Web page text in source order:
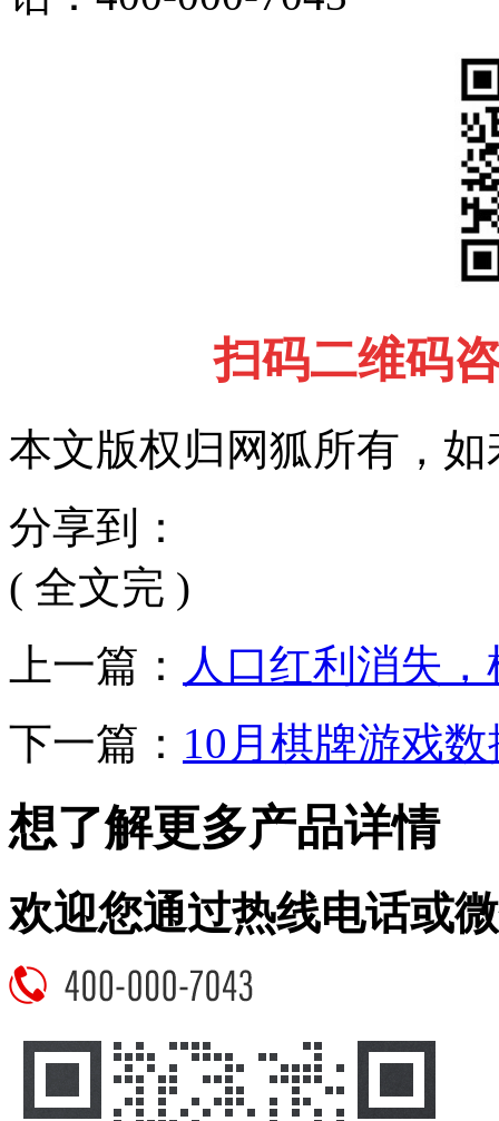
扫码二维码
本文版权归网狐所有，
分享到：
( 全文完 )
上一篇： 人口红利消失
下一篇： 10月棋牌游戏
想了解更多产品详情
欢迎您通过热线电话或